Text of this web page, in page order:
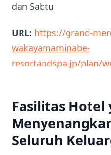
dan Sabtu
URL: https://grand-
wakayamaminabe-
resortandspa.jp/plan/
Fasilitas Hotel
Seluruh